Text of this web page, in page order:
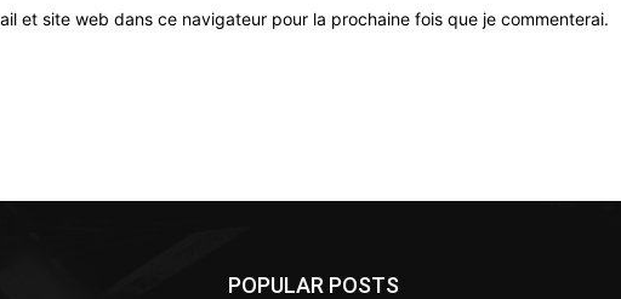
et site web dans ce navigateur pour la prochaine fois que je commenterai.
POPULAR POSTS